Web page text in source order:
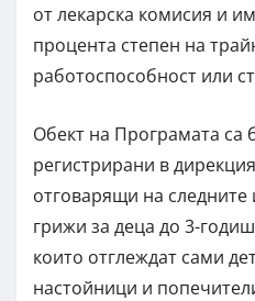
от лекарска комисия и
процента степен на
работоспособност или
Обект на Програмата са
регистрирани в
отговарящи на
грижи за деца до 3-
които отглеждат сами
настойници и